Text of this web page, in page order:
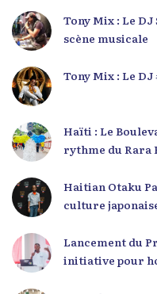
Tony Mix : Le
scène musicale
Tony Mix : Le
Haïti : Le
rythme du Rara
Haitian Otaku
culture
Lancement du
initiative pour